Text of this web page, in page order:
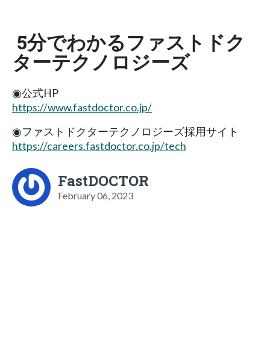
5分でわかるファストドク
ターテクノロジーズ
◉公式HP
https://www.fastdoctor.co.jp/
◉ファストドクターテクノロジーズ採用サイト
https://careers.fastdoctor.co.jp/tech
FastDOCTOR
February 06, 2023